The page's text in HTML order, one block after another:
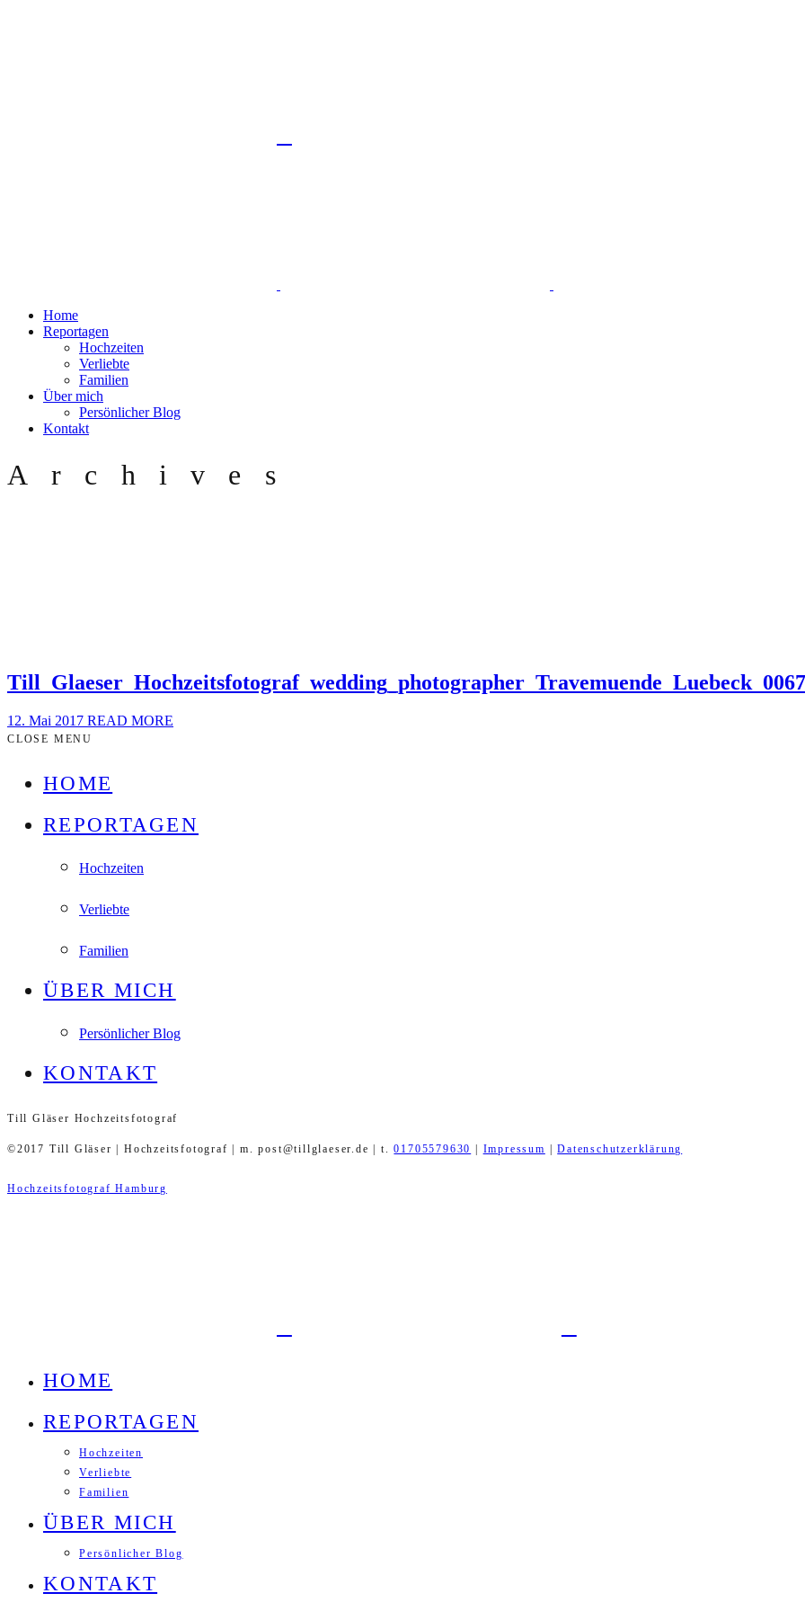
Home
Reportagen
Hochzeiten
Verliebte
Familien
Über mich
Persönlicher Blog
Kontakt
Archives
12. Mai 2017 READ MORE
CLOSE MENU
HOME
REPORTAGEN
Hochzeiten
Verliebte
Familien
ÜBER MICH
Persönlicher Blog
KONTAKT
Till Gläser Hochzeitsfotograf
©2017 Till Gläser | Hochzeitsfotograf | m. post@tillglaeser.de | t.01705579630 | Impressum |Datenschutzerklärung
Hochzeitsfotograf Hamburg
HOME
REPORTAGEN
Hochzeiten
Verliebte
Familien
ÜBER MICH
Persönlicher Blog
KONTAKT